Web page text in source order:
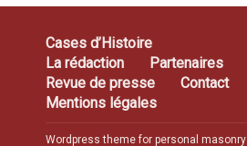
Cases d’Histoire
La rédaction
Partenaires
Revue de presse
Contact
Mentions légales
Wordpress theme for personal masonry